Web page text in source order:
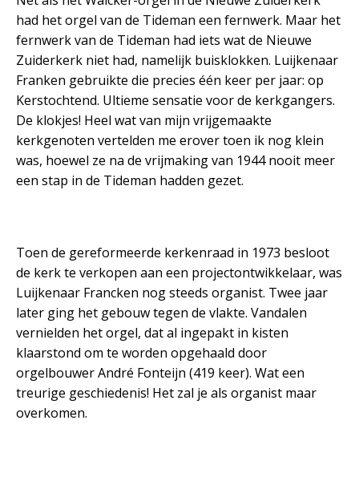
had het orgel van de Tideman een fernwerk. Maar het
fernwerk van de Tideman had iets wat de Nieuwe
Zuiderkerk niet had, namelijk buisklokken. Luijkenaar
Franken gebruikte die precies één keer per jaar: op
Kerstochtend. Ultieme sensatie voor de kerkgangers.
De klokjes! Heel wat van mijn vrijgemaakte
kerkgenoten vertelden me erover toen ik nog klein
was, hoewel ze na de vrijmaking van 1944 nooit meer
een stap in de Tideman hadden gezet.
Toen de gereformeerde kerkenraad in 1973 besloot
de kerk te verkopen aan een projectontwikkelaar, was
Luijkenaar Francken nog steeds organist. Twee jaar
later ging het gebouw tegen de vlakte. Vandalen
vernielden het orgel, dat al ingepakt in kisten
klaarstond om te worden opgehaald door
orgelbouwer André Fonteijn (419 keer). Wat een
treurige geschiedenis! Het zal je als organist maar
overkomen.